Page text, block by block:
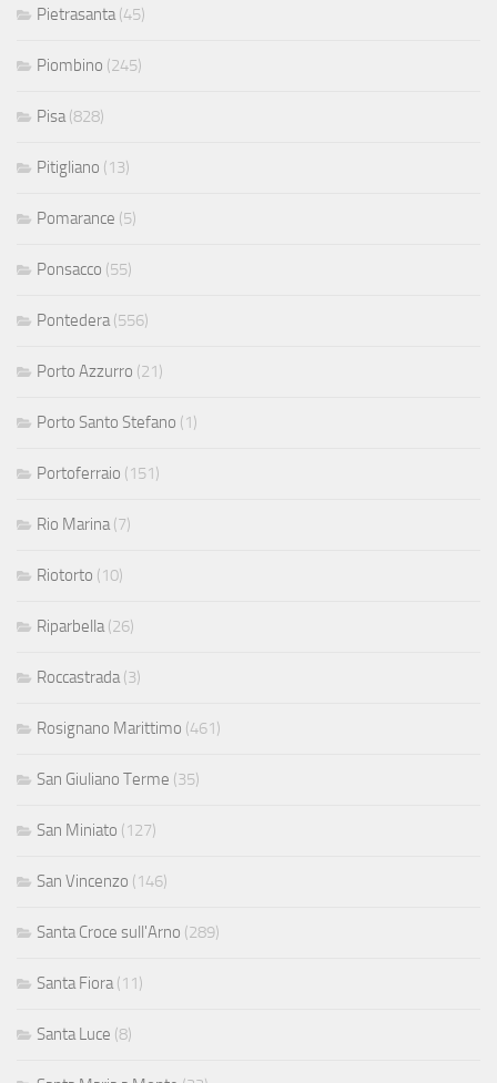
Pietrasanta (45)
Piombino (245)
Pisa (828)
Pitigliano (13)
Pomarance (5)
Ponsacco (55)
Pontedera (556)
Porto Azzurro (21)
Porto Santo Stefano (1)
Portoferraio (151)
Rio Marina (7)
Riotorto (10)
Riparbella (26)
Roccastrada (3)
Rosignano Marittimo (461)
San Giuliano Terme (35)
San Miniato (127)
San Vincenzo (146)
Santa Croce sull'Arno (289)
Santa Fiora (11)
Santa Luce (8)